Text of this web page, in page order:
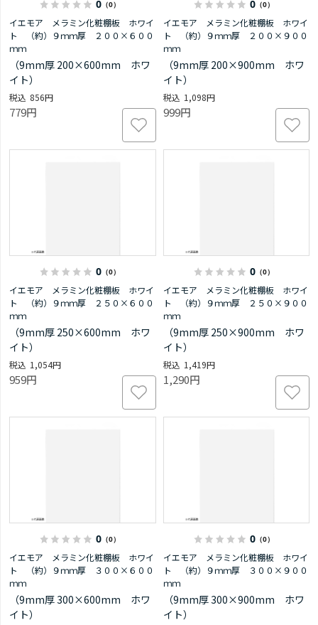
0 （0）
イエモア メラミン化粧棚板 ホワイ
ト （約）９ｍｍ厚 ２００×６００
ｍｍ
（9mm厚 200×600mm ホワ
イト）
856円
779円
0（0）
イエモア メラミン化粧棚板 ホワイ
ト （約）９ｍｍ厚 ２００×９００
ｍｍ
（9mm厚 200×900mm ホワ
イト）
1,098円
999円
0 （0）
イエモア メラミン化粧棚板 ホワイ
ト （約）９ｍｍ厚 ２５０×６００
ｍｍ
（9mm厚 250×600mm ホワ
イト）
1,054円
959円
0（0）
イエモア メラミン化粧棚板 ホワイ
ト （約）９ｍｍ厚 ２５０×９００
ｍｍ
（9mm厚 250×900mm ホワ
イト）
1,419円
1,290円
0 （0）
イエモア メラミン化粧棚板 ホワイ
ト （約）９ｍｍ厚 ３００×６００
ｍｍ
（9mm厚 300×600mm ホワ
イト）
0（0）
イエモア メラミン化粧棚板 ホワイ
ト （約）９ｍｍ厚 ３００×９００
ｍｍ
（9mm厚 300×900mm ホワ
イト）